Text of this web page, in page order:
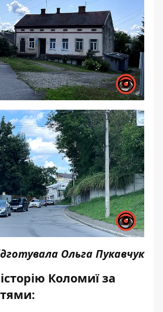
Ольга Пукавчук
Коломиї за